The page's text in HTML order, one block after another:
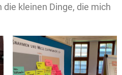
kleinen Dinge, die mich